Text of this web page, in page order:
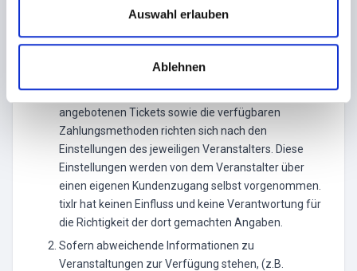
Auswahl erlauben
Ablehnen
Ticketkäufer den Betrag binnen 2 Werktagen bei
Informationen zum Event
Die Ankündigungen und Informationen zu den
angebotenen Tickets sowie die verfügbaren
Zahlungsmethoden richten sich nach den
Einstellungen des jeweiligen Veranstalters. Diese
Einstellungen werden von dem Veranstalter über
einen eigenen Kundenzugang selbst vorgenommen.
tixlr hat keinen Einfluss und keine Verantwortung für
die Richtigkeit der dort gemachten Angaben.
Sofern abweichende Informationen zu
Veranstaltungen zur Verfügung stehen, (z.B.